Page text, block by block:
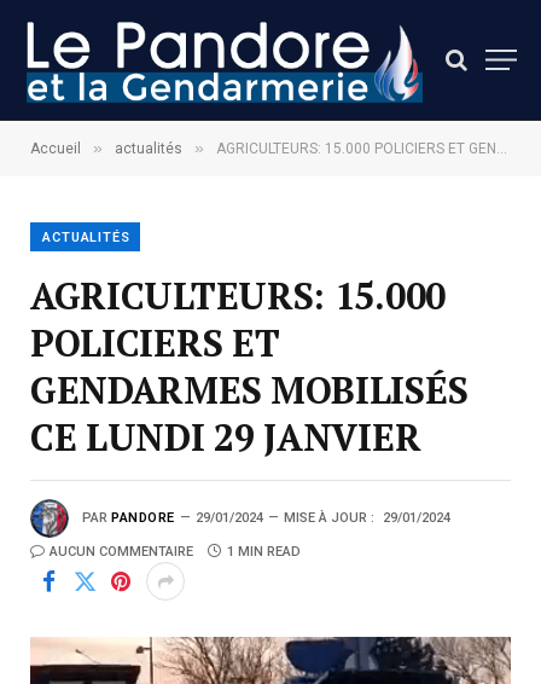
Accueil » actualités » AGRICULTEURS: 15.000 POLICIERS ET GENDARMES MOBILISÉS CE LUNDI 29 JANVIER
ACTUALITÉS
AGRICULTEURS: 15.000
POLICIERS ET
GENDARMES MOBILISÉS
CE LUNDI 29 JANVIER
PAR PANDORE 29/01/2024 MISE À JOUR : 29/01/2024
AUCUN COMMENTAIRE 1 MIN READ